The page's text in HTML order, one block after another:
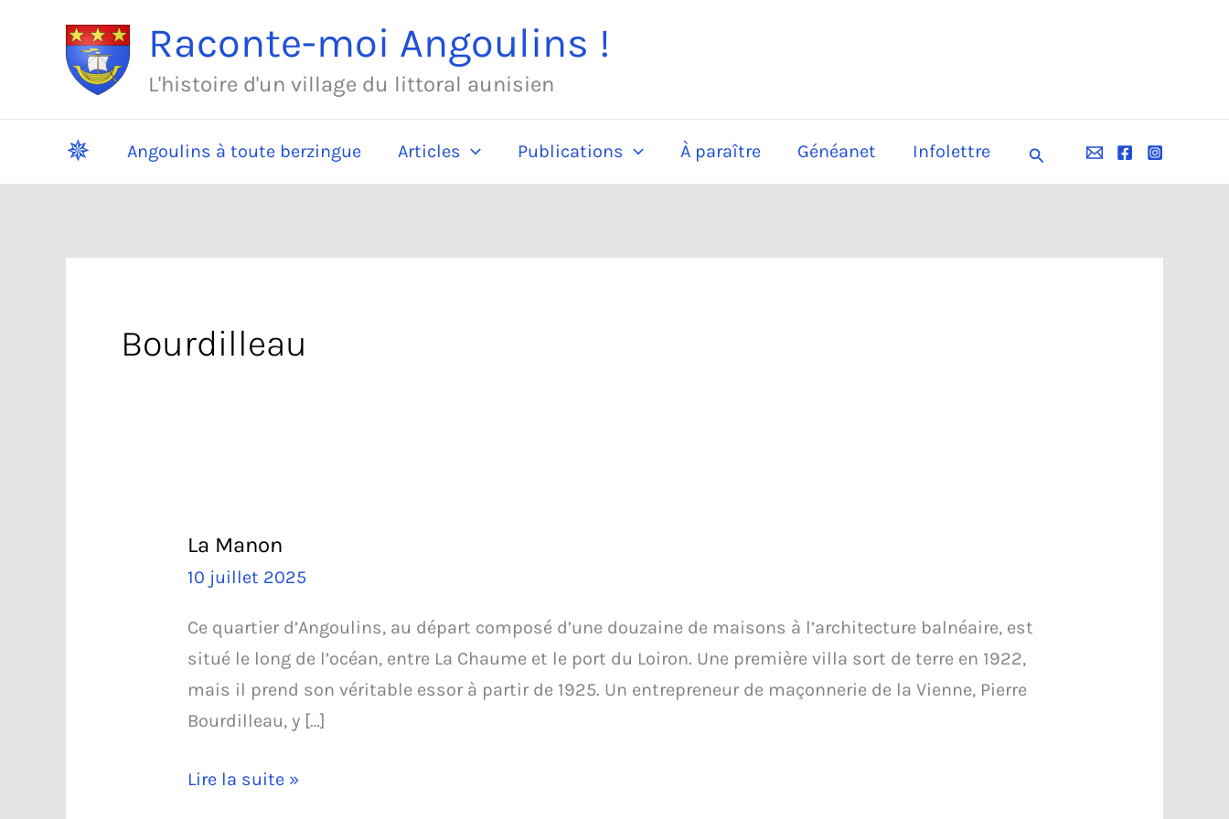
Raconte-moi Angoulins !
L'histoire d'un village du littoral aunisien
✵ Angoulins à toute berzingue Articles Publications À paraître Généanet Infolettre Rechercher
Bourdilleau
La Manon
10 juillet 2025
Ce quartier d’Angoulins, au départ composé d’une douzaine de maisons à l’architecture balnéaire, est
situé le long de l’océan, entre La Chaume et le port du Loiron. Une première villa sort de terre en 1922,
mais il prend son véritable essor à partir de 1925. Un entrepreneur de maçonnerie de la Vienne, Pierre
Bourdilleau, y […]
La
Lire la suite »